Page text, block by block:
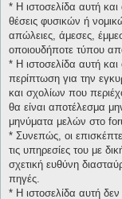
* H ιστοσελίδα αυτή και
θέσεις φυσικών ή
απώλειες, άμεσες,
οποιουδήποτε τύπου
* H ιστοσελίδα αυτή και
περίπτωση για την
και σχολίων που
θα είναι αποτέλεσμα
μηνύματα μελών στο
* Συνεπώς, οι
τις υπηρεσίες του με
σχετική ευθύνη
πηγές.
* H ιστοσελίδα αυτή